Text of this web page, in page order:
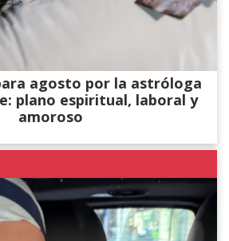
agosto por la astróloga
plano espiritual, laboral y
amoroso